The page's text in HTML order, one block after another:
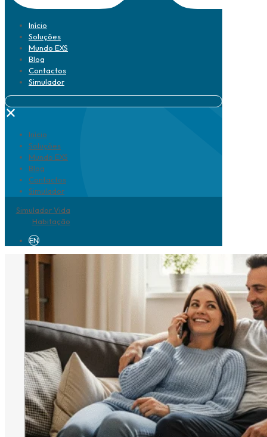
Início
Soluções
Mundo EXS
Blog
Contactos
Simulador
✕
Início
Soluções
Mundo EXS
Blog
Contactos
Simulador
Simulador Vida
Habitação
EN